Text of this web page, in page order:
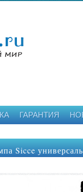
ГАРАНТИЯ
Sicce